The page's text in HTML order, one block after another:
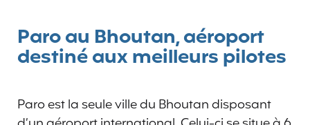
Paro au Bhoutan, aéroport
destiné aux meilleurs pilotes
Paro est la seule ville du Bhoutan disposant